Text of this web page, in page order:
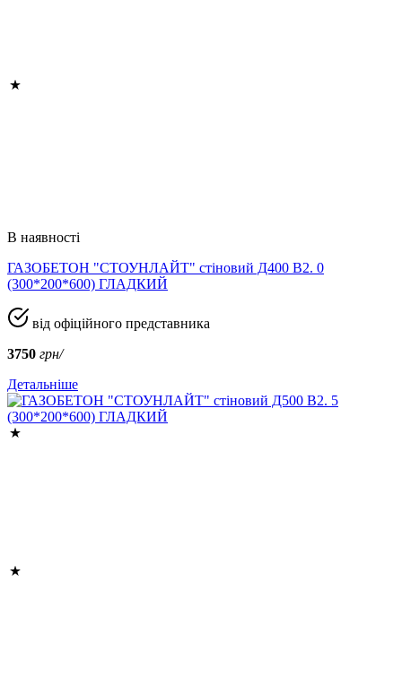
В наявності
ГАЗОБЕТОН "СТОУНЛАЙТ" стіновий Д400 В2. 0
(300*200*600) ГЛАДКИЙ
від офіційного представника
3750 грн/
Детальніше